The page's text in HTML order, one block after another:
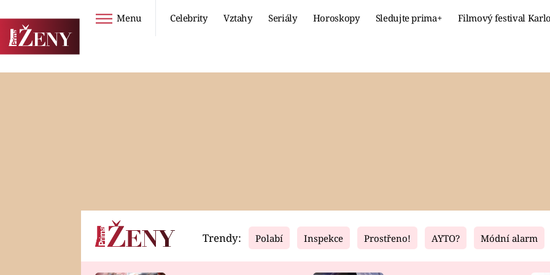
Menu Celebrity Vztahy Seriály Horoskopy Sledujte prima+ Filmový festival
Horoskopy Video Fresh Living
Trendy: Polabí Inspekce Prostřeno! AYTO? Módní alarm